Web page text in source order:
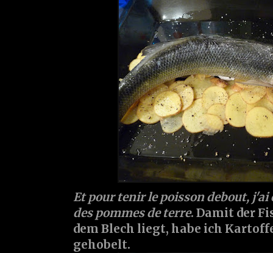
Et pour tenir le poisson debout, j'ai
des pommes de terre. Damit der
dem Blech liegt, habe ich
gehobelt.